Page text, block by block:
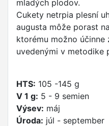
mladých plodov.
Cukety netrpia plesní
augusta môže porast
ktorému možno účinne
uvedenými v metodike
HTS: 105 -145 g
V 1 g: 5 - 9 semien
Výsev: máj
Úroda: júl - september